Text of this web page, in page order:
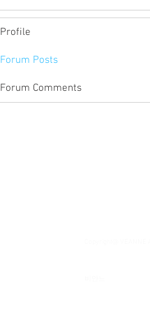
Profile
Forum Posts
Forum Comments